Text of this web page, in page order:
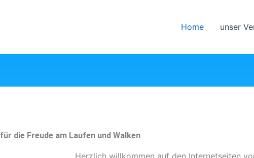
Home unser
für die Freude am Laufen und Walken
Herzlich willkommen auf den Internetseiten